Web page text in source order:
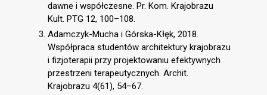
dawne i współczesne. Pr. Kom. Krajobrazu
Kult. PTG 12, 100–108.
Adamczyk-Mucha i Górska-Kłęk, 2018.
Współpraca studentów architektury krajobrazu
i fizjoterapii przy projektowaniu efektywnych
przestrzeni terapeutycznych. Archit.
Krajobrazu 4(61), 54–67.